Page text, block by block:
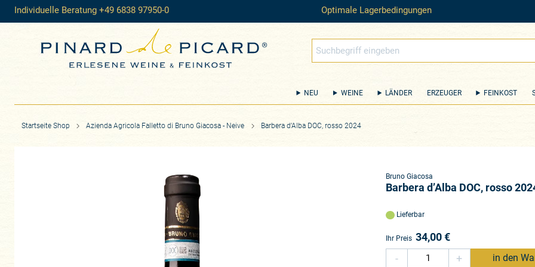
Individuelle Beratung +49 6838 97950-0 Optimale Lagerbedingungen
NEU WEINE LÄNDER ERZEUGER FEINKOST
Startseite Shop Azienda Agricola Falletto di Bruno Giacosa - Neive Barbera d’Alba DOC, rosso 2024
Bruno Giacosa
Barbera d’Alba DOC, rosso
Lieferbar
Ihr Preis 34,00€
-
+ in den